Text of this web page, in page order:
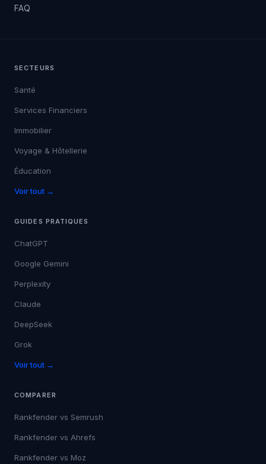
FAQ
SECTEURS
Santé
Services Financiers
Immobilier
Voyage & Hôtellerie
Éducation
Voir tout →
GUIDES PRATIQUES
ChatGPT
Google Gemini
Perplexity
Claude
DeepSeek
Grok
Voir tout →
COMPARER
Rankfender vs Semrush
Rankfender vs Ahrefs
Rankfender vs Moz